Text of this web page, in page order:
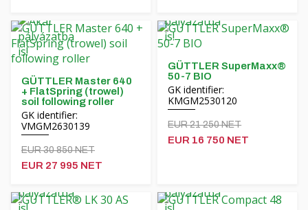
Magyar
Deutsch
Română
Čeština
GÜTTLER Master 640
+ FlatSpring (trowel)
soil following roller
GK identifier:
VMGM2630139
EUR 30 850 NET
EUR 27 995 NET
GÜTTLER SuperMaxx®
50-7 BIO
GK identifier:
KMGM2530120
EUR 21 250 NET
EUR 16 750 NET